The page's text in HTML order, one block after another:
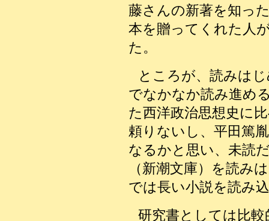
藤さんの新著を知っ
本を贈ってくれた人
た。
ところが、読みは
でなかなか読み進め
た西洋政治思想史に
頼りないし、平田篤
なるかと思い、未読
（新潮文庫）を読み
では長い小説を読み
研究書としては比